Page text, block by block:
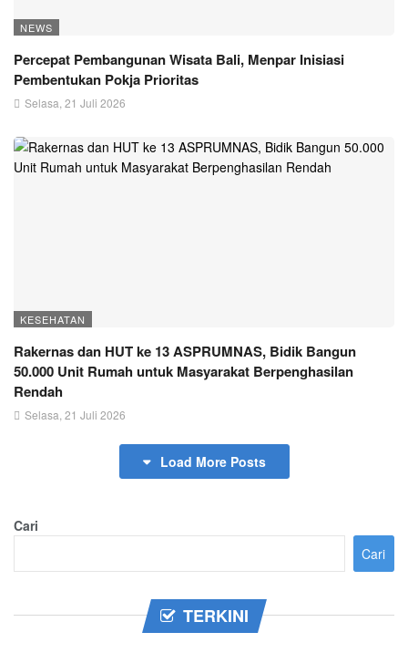
NEWS
Percepat Pembangunan Wisata Bali, Menpar Inisiasi
Pembentukan Pokja Prioritas
Selasa, 21 Juli 2026
KESEHATAN
Rakernas dan HUT ke 13 ASPRUMNAS, Bidik Bangun
50.000 Unit Rumah untuk Masyarakat Berpenghasilan
Rendah
Selasa, 21 Juli 2026
Load More Posts
Cari
Cari
TERKINI